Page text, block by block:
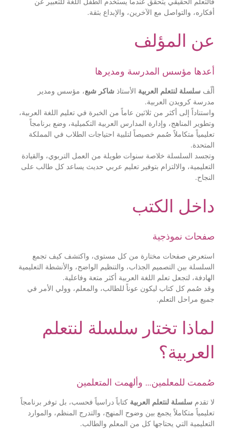
أفكاره، والتواصل مع الآخرين، والإبداع بثقة.
عن المؤلف
أعدها مؤسس المدرسة ومديرها
ألّف سلسلة لنتعلم العربية الأستاذ شاكر شبع، مؤسس ومدير
مدرسة كرويدن العربية.
واستناداً إلى أكثر من ثلاثين عاماً من الخبرة في تعليم اللغة العربية،
وتطوير المناهج، وإدارة المدارس العربية التكميلية، وضع برنامجاً
تعليمياً متكاملاً صُمم خصيصاً لتلبية احتياجات الطلاب في المملكة
المتحدة.
وتجسد السلسلة خلاصة سنوات طويلة من العمل التربوي، والقيادة
التعليمية، والالتزام بتوفير تعليم عربي حديث يساعد كل طالب على
النجاح.
داخل الكتب
صفحات نموذجية
استعرض صفحات مختارة من كل مستوى، واكتشف كيف تجمع
السلسلة بين التصميم الجذاب، والتنظيم الواضح، والأنشطة التعليمية
الهادفة، لتجعل تعلم اللغة العربية أكثر متعة وفاعلية.
وقد صُمم كل كتاب ليكون عوناً للطالب، والمعلم، وولي الأمر في
جميع مراحل التعلم.
لماذا تختار سلسلة لنتعلم
العربية؟
صُممت للمعلمين… وألهمت المتعلمين
لا تقدم سلسلة لنتعلم العربية كتاباً دراسياً فحسب، بل توفر برنامجاً
تعليمياً متكاملاً يجمع بين وضوح المنهج، والتدرج المنظم، والموارد
التعليمية التي يحتاجها كل من المعلم والطالب.